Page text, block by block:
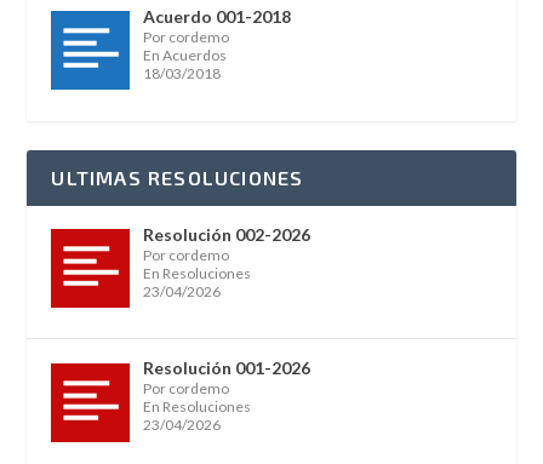
Acuerdo 001-2018
Por cordemo
En Acuerdos
18/03/2018
ULTIMAS RESOLUCIONES
Resolución 002-2026
Por cordemo
En Resoluciones
23/04/2026
Resolución 001-2026
Por cordemo
En Resoluciones
23/04/2026